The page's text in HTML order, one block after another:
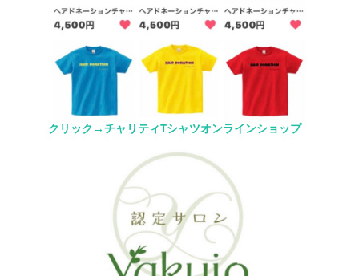
クリック→チャリティTシャツオンラインショップ